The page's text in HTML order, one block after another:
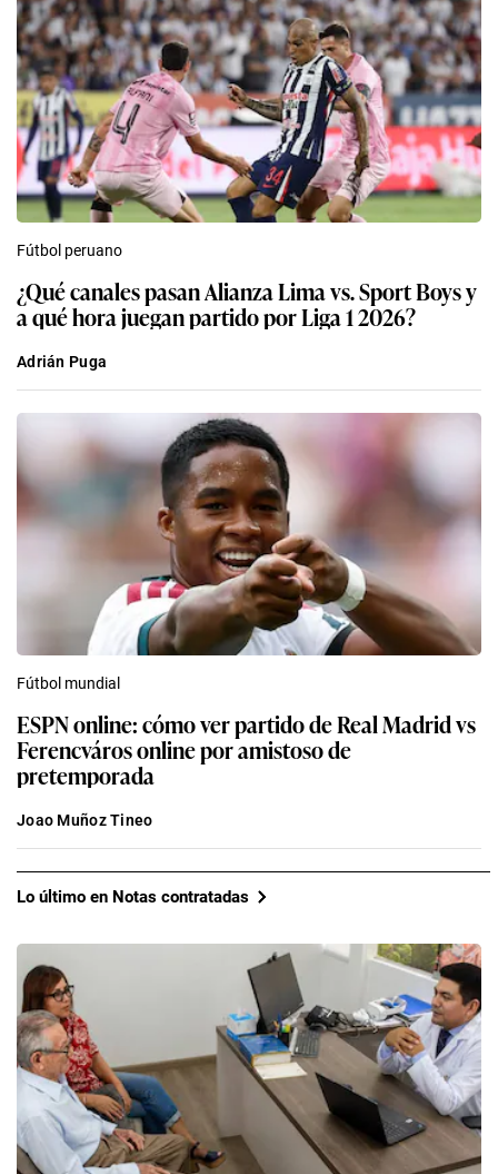
Fútbol peruano
¿Qué canales pasan Alianza Lima vs. Sport Boys y
a qué hora juegan partido por Liga 1 2026?
Adrián Puga
Fútbol mundial
ESPN online: cómo ver partido de Real Madrid vs
Ferencváros online por amistoso de
pretemporada
Joao Muñoz Tineo
Lo último en Notas contratadas